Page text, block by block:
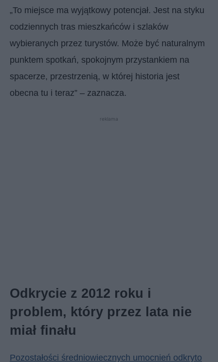
„To miejsce ma wyjątkowy potencjał. Jest na styku
codziennych tras mieszkańców i szlaków
wybieranych przez turystów. Może być naturalnym
punktem spotkań, spokojnym przystankiem na
spacerze, przestrzenią, w której historia jest
obecna tu i teraz” – zaznacza.
reklama
Odkrycie z 2012 roku i
problem, który przez lata nie
miał finału
Pozostałości średniowiecznych umocnień odkryto